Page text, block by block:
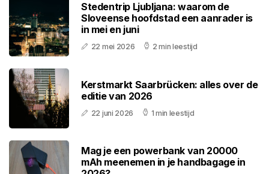
Stedentrip Ljubljana: waarom de
Sloveense hoofdstad een aanrader is
in mei en juni
22 mei 2026 2 min leestijd
Kerstmarkt Saarbrücken: alles over de
editie van 2026
22 juni 2026 1 min leestijd
Mag je een powerbank van 20000
mAh meenemen in je handbagage in